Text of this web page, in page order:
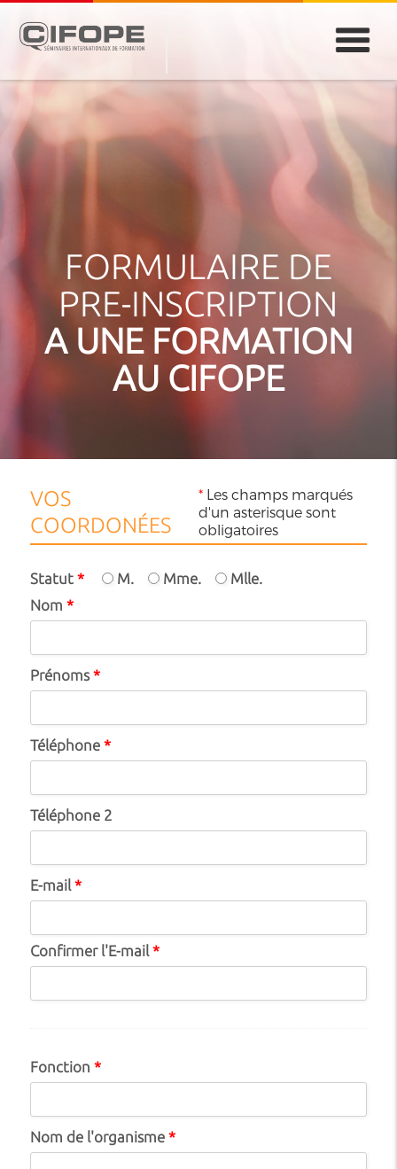
ABIDJAN
ATLANTA
CASABLANCA
JEDDAH
MONTREAL
FORMULAIRE DE
PRE-INSCRIPTION
A UNE FORMATION
AU CIFOPE
VOS
COORDONÉES
*Les champs marqués
d'un asterisque sont
obligatoires
Statut * M. Mme.
Mlle.
Nom *
Prénoms*
Téléphone *
Téléphone 2
E-mail*
Confirmer l'E-mail*
Fonction *
Nom de l'organisme *